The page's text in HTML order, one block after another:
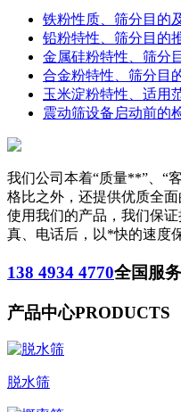
铁粉性质、筛分目的
铅粉特性、筛分目的
金属硅粉特性、筛分
合金粉特性、筛分目
玉米淀粉特性、适用
震动筛设备启动前的
我们公司本着“质量**”、“
格比之外，还提供优质全
使用我们的产品，我们保
真、电话后，以*快的速度
138 4934 4770全国服
产品中心PRODUCTS
脱水筛